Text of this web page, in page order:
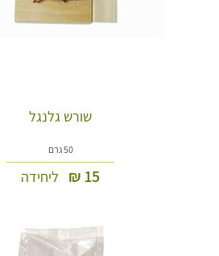
שורש גלנגל
50 גרם
15
₪ ליחידה